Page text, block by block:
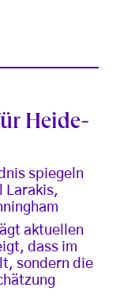
Heide-
spiegeln
Larakis,
aktuellen
dass im
sondern die